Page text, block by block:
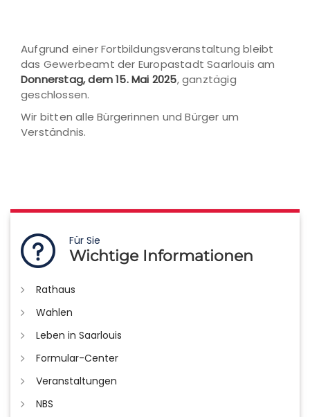
Aufgrund einer Fortbildungsveranstaltung bleibt
das Gewerbeamt der Europastadt Saarlouis am
Donnerstag, dem 15. Mai 2025, ganztägig
geschlossen.
Wir bitten alle Bürgerinnen und Bürger um
Verständnis.
Für Sie
Wichtige Informationen
Rathaus
Wahlen
Leben in Saarlouis
Formular-Center
Veranstaltungen
NBS